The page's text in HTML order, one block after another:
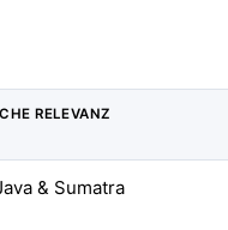
RELEVANZ
& Sumatra